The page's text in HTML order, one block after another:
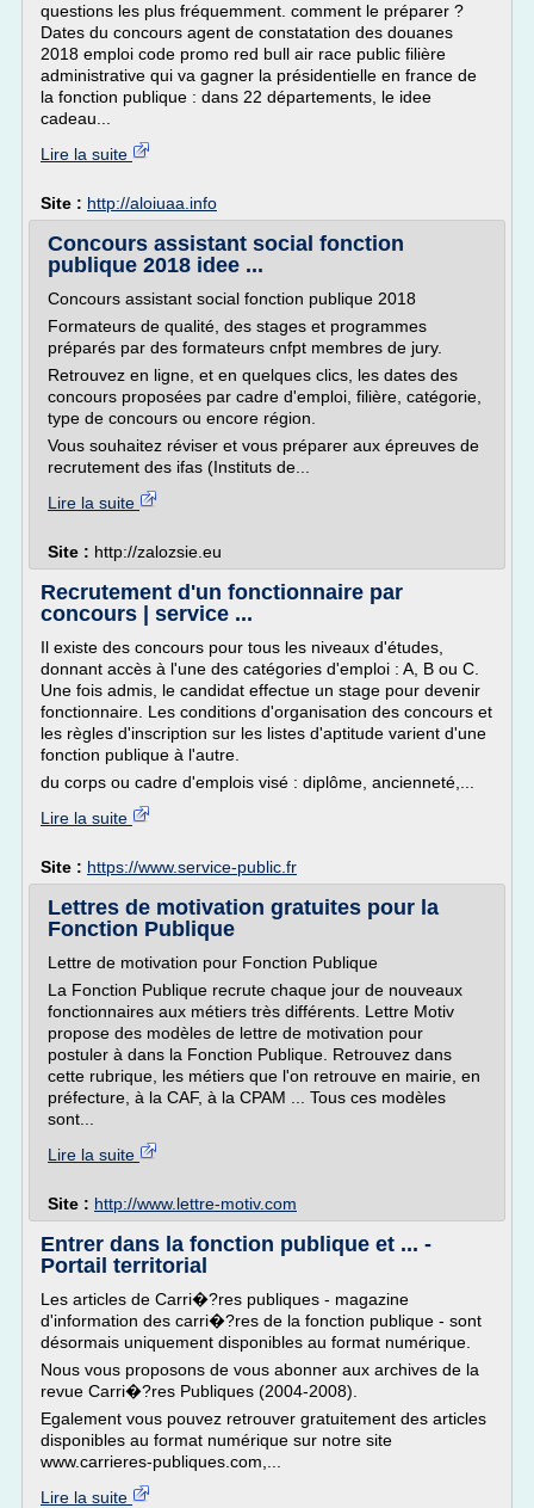
questions les plus fréquemment. comment le préparer ?
Dates du concours agent de constatation des douanes
2018 emploi code promo red bull air race public filière
administrative qui va gagner la présidentielle en france de
la fonction publique : dans 22 départements, le idee
cadeau...
Lire la suite
Site : http://aloiuaa.info
Concours assistant social fonction
publique 2018 idee ...
Concours assistant social fonction publique 2018
Formateurs de qualité, des stages et programmes
préparés par des formateurs cnfpt membres de jury.
Retrouvez en ligne, et en quelques clics, les dates des
concours proposées par cadre d'emploi, filière, catégorie,
type de concours ou encore région.
Vous souhaitez réviser et vous préparer aux épreuves de
recrutement des ifas (Instituts de...
Lire la suite
Site : http://zalozsie.eu
Recrutement d'un fonctionnaire par
concours | service ...
Il existe des concours pour tous les niveaux d'études,
donnant accès à l'une des catégories d'emploi : A, B ou C.
Une fois admis, le candidat effectue un stage pour devenir
fonctionnaire. Les conditions d'organisation des concours et
les règles d'inscription sur les listes d'aptitude varient d'une
fonction publique à l'autre.
du corps ou cadre d'emplois visé : diplôme, ancienneté,...
Lire la suite
Site : https://www.service-public.fr
Lettres de motivation gratuites pour la
Fonction Publique
Lettre de motivation pour Fonction Publique
La Fonction Publique recrute chaque jour de nouveaux
fonctionnaires aux métiers très différents. Lettre Motiv
propose des modèles de lettre de motivation pour
postuler à dans la Fonction Publique. Retrouvez dans
cette rubrique, les métiers que l'on retrouve en mairie, en
préfecture, à la CAF, à la CPAM ... Tous ces modèles
sont...
Lire la suite
Site : http://www.lettre-motiv.com
Entrer dans la fonction publique et ... -
Portail territorial
Les articles de Carri�?res publiques - magazine
d'information des carri�?res de la fonction publique - sont
désormais uniquement disponibles au format numérique.
Nous vous proposons de vous abonner aux archives de la
revue Carri�?res Publiques (2004-2008).
Egalement vous pouvez retrouver gratuitement des articles
disponibles au format numérique sur notre site
www.carrieres-publiques.com,...
Lire la suite